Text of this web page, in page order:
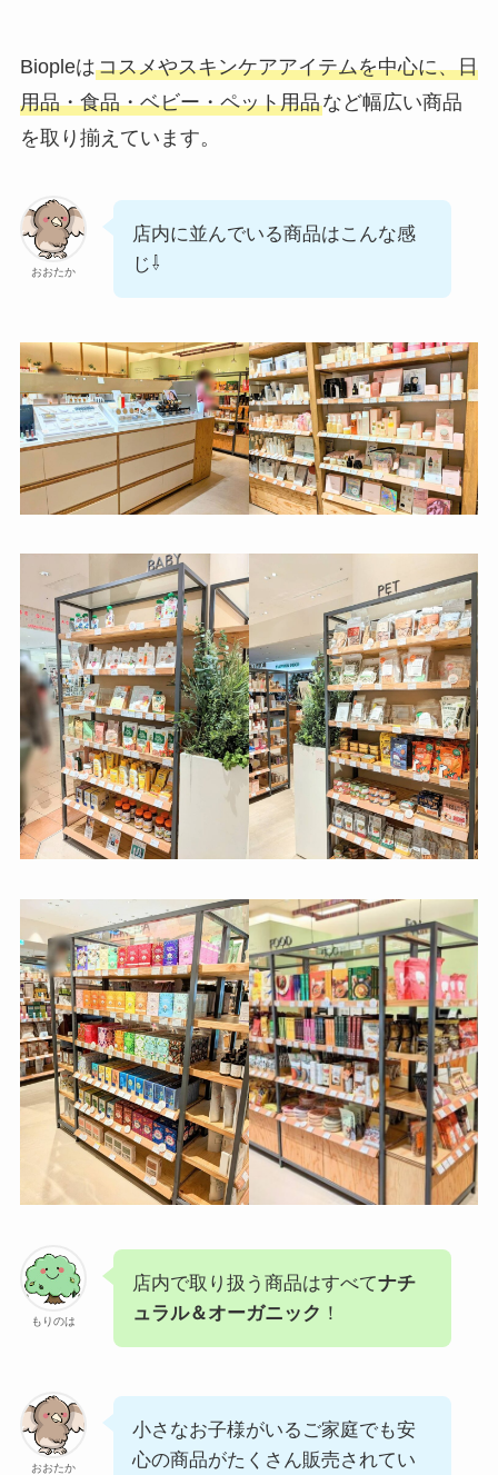
Biopleはコスメやスキンケアアイテムを中心に、日
用品・食品・ベビー・ペット用品など幅広い商品
を取り揃えています。
おおたか
店内に並んでいる商品はこんな感
じ⇩
もりのは
店内で取り扱う商品はすべてナチ
ュラル＆オーガニック ！
おおたか
小さなお子様がいるご家庭でも安
心の商品がたくさん販売されてい